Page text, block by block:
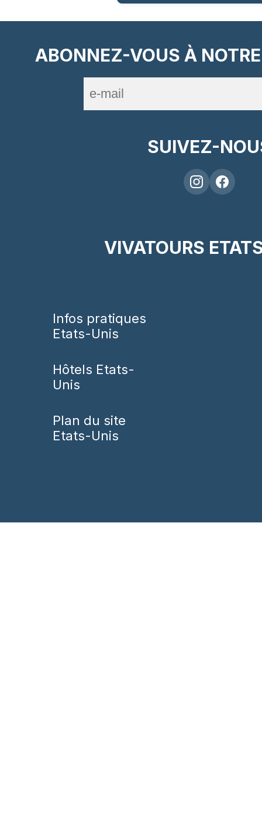
ABONNEZ-VOUS À
SUIVEZ-
VIVATOURS
Infos pratiques
Etats-Unis
Hôtels Etats-
Unis
Plan du site
Etats-Unis